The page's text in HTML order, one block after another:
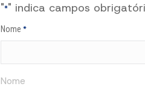
"*" indica campos
Nome *
Nome